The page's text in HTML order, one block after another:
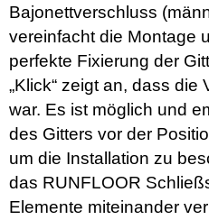
Bajonettverschluss
vereinfacht die Montage
perfekte Fixierung der
„Klick“ zeigt an, dass die
war. Es ist möglich und
des Gitters vor der
um die Installation zu
das RUNFLOOR
Elemente miteinander